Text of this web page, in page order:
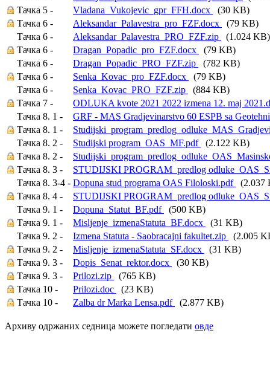
Тачка 5 -
Vladana_Vukojevic_gpr_FFH.docx
(30 KB)
Тачка 6 -
Aleksandar_Palavestra_pro_FZF.docx
(79 KB)
Тачка 6 -
Aleksandar_Palavestra_PRO_FZF.zip
(1.024 KB)
Тачка 6 -
Dragan_Popadic_pro_FZF.docx
(79 KB)
Тачка 6 -
Dragan_Popadic_PRO_FZF.zip
(782 KB)
Тачка 6 -
Senka_Kovac_pro_FZF.docx
(79 KB)
Тачка 6 -
Senka_Kovac_PRO_FZF.zip
(884 KB)
Тачка 7 -
ODLUKA kvote 2021 2022 izmena 12. maj
Тачка 8. 1 -
GRF - MAS Gradjevinarstvo 60 ESPB sa
Тачка 8. 1 -
Тачка 8. 2 -
Studijski program_OAS_MF.pdf
(2.122 KB)
Тачка 8. 2 -
Тачка 8. 3 -
STUDIJSKI PROGRAM_predlog
Тачка 8. 3-4 - Dopuna stud programa OAS Filoloski.pdf
(2.037
Тачка 8. 4 -
STUDIJSKI PROGRAM_predlog
Тачка 9. 1 -
Dopuna_Statut_BF.pdf
(500 KB)
Тачка 9. 1 -
Misljenje_izmenaStatuta_BF.docx
(31 KB)
Тачка 9. 2 -
Izmena Statuta - Saobracajni fakultet.zip
(2.005
Тачка 9. 2 -
Misljenje_izmenaStatuta_SF.docx
(31 KB)
Тачка 9. 3 -
Dopis_Senat_rektor.docx
(30 KB)
Тачка 9. 3 -
Prilozi.zip
(765 KB)
Тачка 10 -
Prilozi.doc
(23 KB)
Тачка 10 -
Zalba dr Marka Lensa.pdf (2.877 KB)
Архиву одржаних седница можете погледати овде